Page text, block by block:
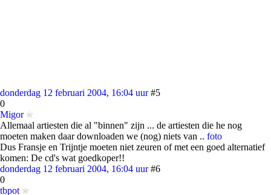
donderdag 12 februari 2004, 16:04 uur #5
0
Migor
Allemaal artiesten die al "binnen" zijn ... de artiesten die he nog
moeten maken daar downloaden we (nog) niets van .. foto
Dus Fransje en Trijntje moeten niet zeuren of met een goed alternatief
komen: De cd's wat goedkoper!!
donderdag 12 februari 2004, 16:04 uur #6
0
tbpot